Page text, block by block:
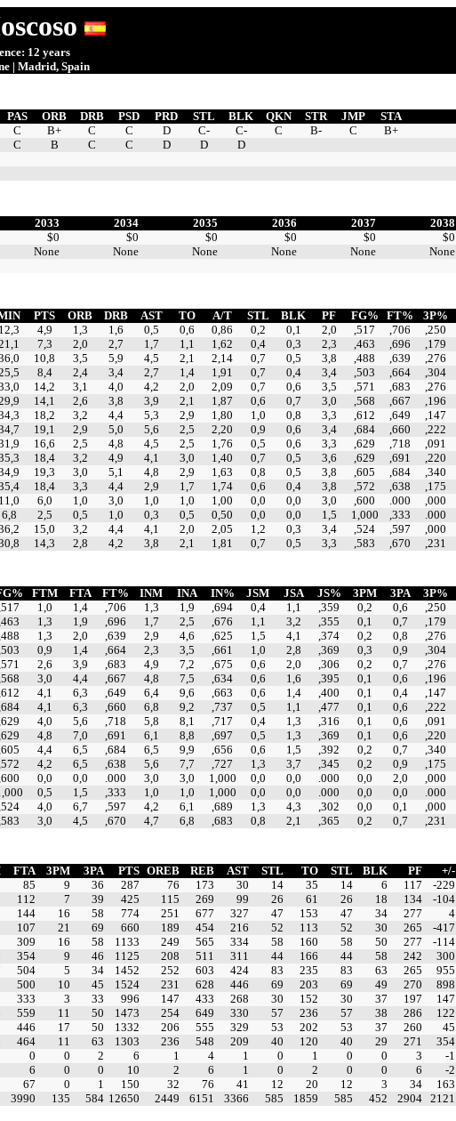
12 years
| Madrid, Spain
PAS ORB DRB PSD PRD STL BLK QKN STR JMP
STA
C B+ C C D C- C- C B- C
B+
C B C C D D
D
2033 2034 2035 2036 2037
2038
$0 $0 $0 $0 $0
$0
None None None None None
None
PTS ORB DRB AST TO A/T STL BLK PF FG% FT%
3P%
12,3 4,9 1,3 1,6 0,5 0,6 0,86 0,2 0,1 2,0 ,517 ,706
,250
7,3 2,0 2,7 1,7 1,1 1,62 0,4 0,3 2,3 ,463 ,696
,179
10,8 3,5 5,9 4,5 2,1 2,14 0,7 0,5 3,8 ,488 ,639
,276
8,4 2,4 3,4 2,7 1,4 1,91 0,7 0,4 3,4 ,503 ,664
,304
14,2 3,1 4,0 4,2 2,0 2,09 0,7 0,6 3,5 ,571 ,683
,276
14,1 2,6 3,8 3,9 2,1 1,87 0,6 0,7 3,0 ,568 ,667
,196
18,2 3,2 4,4 5,3 2,9 1,80 1,0 0,8 3,3 ,612 ,649
,147
19,1 2,9 5,0 5,6 2,5 2,20 0,9 0,6 3,4 ,684 ,660
,222
16,6 2,5 4,8 4,5 2,5 1,76 0,5 0,6 3,3 ,629 ,718
,091
18,4 3,2 4,9 4,1 3,0 1,40 0,7 0,5 3,6 ,629 ,691
,220
19,3 3,0 5,1 4,8 2,9 1,63 0,8 0,5 3,8 ,605 ,684
,340
18,4 3,3 4,4 2,9 1,7 1,74 0,6 0,4 3,8 ,572 ,638
,175
11,0 6,0 1,0 3,0 1,0 1,0 1,00 0,0 0,0 3,0 ,600 .000
,000
6,8 2,5 0,5 1,0 0,3 0,5 0,50 0,0 0,0 1,5 1,000 ,333
.000
15,0 3,2 4,4 4,1 2,0 2,05 1,2 0,3 3,4 ,524 ,597
,000
14,3 2,8 4,2 3,8 2,1 1,81 0,7 0,5 3,3 ,583 ,670 ,231
FTM FTA FT% INM INA IN% JSM JSA JS% 3PM 3PA
3P%
1,0 1,4 ,706 1,3 1,9 ,694 0,4 1,1 ,359 0,2 0,6
,250
1,3 1,9 ,696 1,7 2,5 ,676 1,1 3,2 ,355 0,1 0,7
,179
1,3 2,0 ,639 2,9 4,6 ,625 1,5 4,1 ,374 0,2 0,8
,276
0,9 1,4 ,664 2,3 3,5 ,661 1,0 2,8 ,369 0,3 0,9
,304
2,6 3,9 ,683 4,9 7,2 ,675 0,6 2,0 ,306 0,2 0,7
,276
3,0 4,4 ,667 4,8 7,5 ,634 0,6 1,6 ,395 0,1 0,6
,196
4,1 6,3 ,649 6,4 9,6 ,663 0,6 1,4 ,400 0,1 0,4
,147
4,1 6,3 ,660 6,8 9,2 ,737 0,5 1,1 ,477 0,1 0,6
,222
4,0 5,6 ,718 5,8 8,1 ,717 0,4 1,3 ,316 0,1 0,6
,091
4,8 7,0 ,691 6,1 8,8 ,697 0,5 1,3 ,369 0,1 0,6
,220
4,4 6,5 ,684 6,5 9,9 ,656 0,6 1,5 ,392 0,2 0,7
,340
4,2 6,5 ,638 5,6 7,7 ,727 1,3 3,7 ,345 0,2 0,9
,175
0,0 0,0 .000 3,0 3,0 1,000 0,0 0,0 .000 0,0 2,0
,000
0,5 1,5 ,333 1,0 1,0 1,000 0,0 0,0 .000 0,0 0,0
.000
4,0 6,7 ,597 4,2 6,1 ,689 1,3 4,3 ,302 0,0 0,1
,000
3,0 4,5 ,670 4,7 6,8 ,683 0,8 2,1 ,365 0,2 0,7 ,231
FTA 3PM 3PA PTS OREB REB AST STL TO STL BLK PF
+/-
85 9 36 287 76 173 30 14 35 14 6 117
-229
112 7 39 425 115 269 99 26 61 26 18 134
-104
144 16 58 774 251 677 327 47 153 47 34 277
4
107 21 69 660 189 454 216 52 113 52 30 265
-417
309 16 58 1133 249 565 334 58 160 58 50 277
-114
354 9 46 1125 208 511 311 44 166 44 58 242
300
504 5 34 1452 252 603 424 83 235 83 63 265
955
500 10 45 1524 231 628 446 69 203 69 49 270
898
333 3 33 996 147 433 268 30 152 30 37 197
147
559 11 50 1473 254 649 330 57 236 57 38 286
122
446 17 50 1332 206 555 329 53 202 53 37 260
45
464 11 63 1303 236 548 209 40 120 40 29 271
354
0 0 2 6 1 4 1 0 1 0 0 3
-1
6 0 0 10 2 6 1 0 2 0 0 6
-2
67 0 1 150 32 76 41 12 20 12 3 34
163
3990 135 584 12650 2449 6151 3366 585 1859 585 452 2904 2121